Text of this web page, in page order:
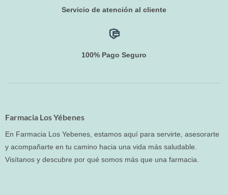
Servicio de atención al cliente
100% Pago Seguro
Farmacia Los Yébenes
En Farmacia Los Yebenes, estamos aquí para servirte, asesorarte
y acompañarte en tu camino hacia una vida más saludable.
Visítanos y descubre por qué somos más que una farmacia.